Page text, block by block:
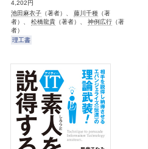
4,202円
池田麻衣子 （著者）、 藤川千種 （著
者）、 松橋龍貴 （著者）、 神例広行 （著
者）
理工書